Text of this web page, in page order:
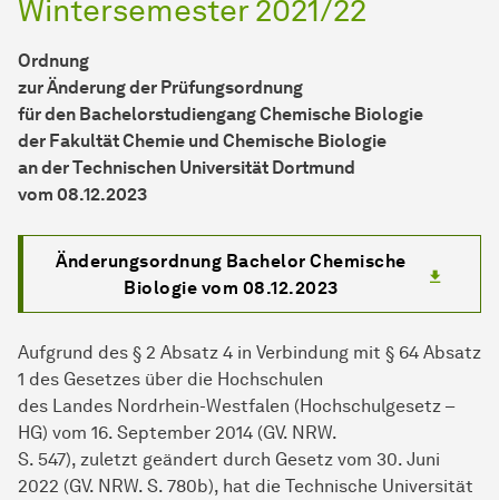
Win­ter­se­mes­ter2021/22
Ordnung
zur Änderung der Prüfungsordnung
für den Bachelorstudiengang Chemische Biologie
der Fakultät Chemie und Chemische Biologie
an der Technischen Universität Dortmund
vom 08.12.2023
Änderungsordnung Bachelor Chemische
Biologie vom 08.12.2023
Aufgrund des § 2 Absatz 4 in Verbindung mit § 64 Absatz
1 des Gesetzes über die Hochschulen
des Landes Nordrhein-Westfalen (Hochschulgesetz –
HG) vom 16. September 2014 (GV. NRW.
S. 547), zuletzt geändert durch Gesetz vom 30. Juni
2022 (GV. NRW. S. 780b), hat die Technische Universität